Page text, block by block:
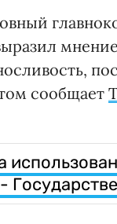
сообщает